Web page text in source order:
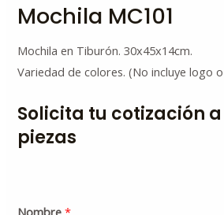
Mochila MC101
Mochila en Tiburón. 30x45x14cm.
Variedad de colores. (No incluye logo
Solicita tu cotización
piezas